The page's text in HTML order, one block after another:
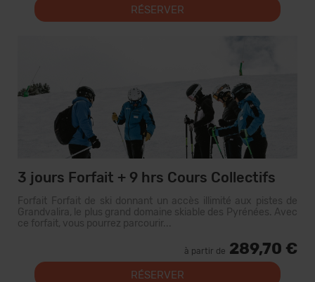
RÉSERVER
3 jours Forfait + 9 hrs Cours Collectifs
Forfait Forfait de ski donnant un accès illimité aux pistes de
Grandvalira, le plus grand domaine skiable des Pyrénées. Avec
ce forfait, vous pourrez parcourir...
à partir de 289,70 €
RÉSERVER